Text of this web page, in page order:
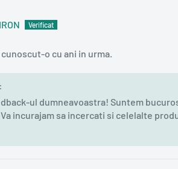
o cu ani in urma.
ul dumneavoastra! Suntem
incurajam sa incercati si celelalte